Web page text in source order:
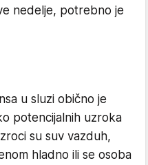
nedelje, potrebno je
u sluzi obično je
potencijalnih uzroka
su suv vazduh,
hladno ili se osoba